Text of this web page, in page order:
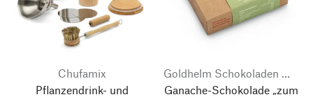
Chufamix
Pflanzendrink- und
Goldhelm Schokoladen Manufaktur
Ganache-Schokolade „zum